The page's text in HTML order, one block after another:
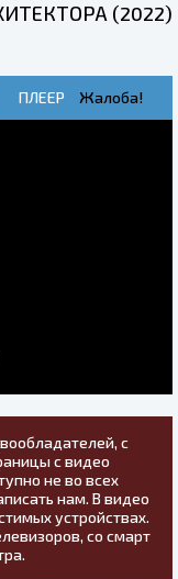
(2022)
ПЛЕЕР Жалоба!
с
с видео
не во всех
нам. В видео
устройствах.
со смарт